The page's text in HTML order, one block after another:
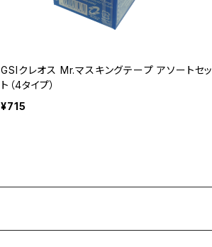
GSIクレオス Mr.マスキングテープ アソートセッ
ト（4タイプ）
¥715